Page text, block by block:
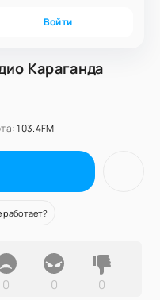
Войти
Караганда
103.4FM
работает?
0 0 0